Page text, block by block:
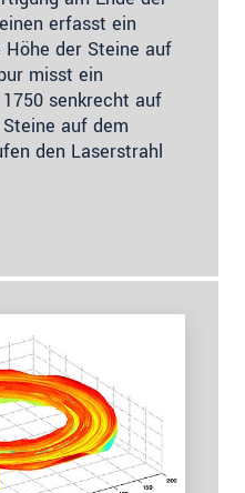
erfasst ein
der Steine auf
misst ein
senkrecht auf
auf dem
den Laserstrahl